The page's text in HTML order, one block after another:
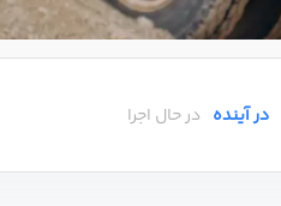
در آینده در حال اجرا